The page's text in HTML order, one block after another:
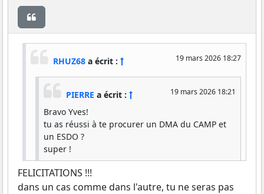
19 mars 2026 18:27
RHUZ68 a écrit :
19 mars 2026 18:21
PIERRE a écrit :
Bravo Yves!
tu as réussi à te procurer un DMA du CAMP et
un ESDO ?
super !
FELICITATIONS !!!
dans un cas comme dans l'autre, tu ne seras pas